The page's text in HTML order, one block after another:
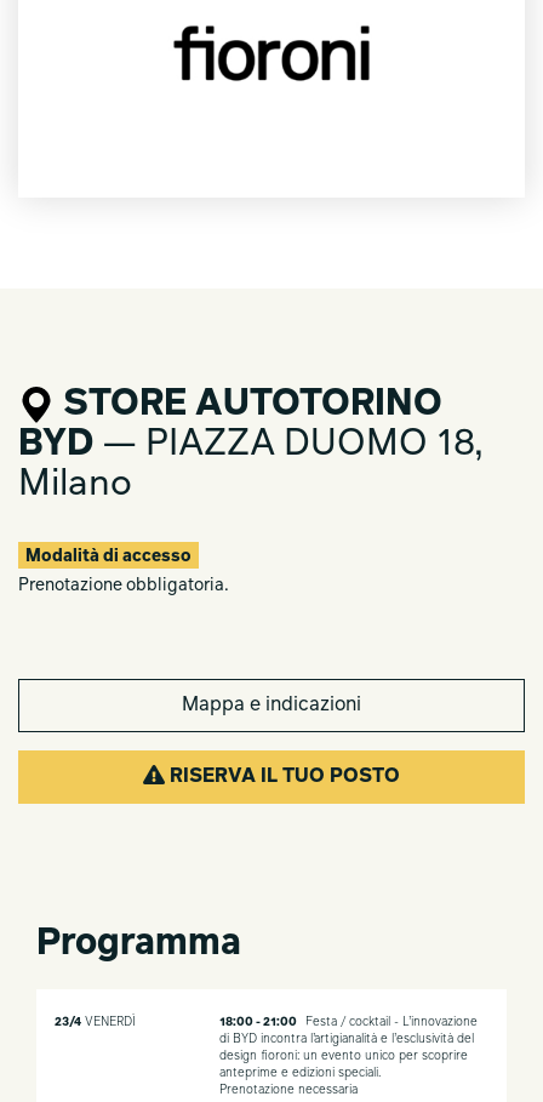
STORE AUTOTORINO
BYD — PIAZZA DUOMO 18,
Milano
Modalità di accesso
Prenotazione obbligatoria.
Mappa e indicazioni
RISERVA IL TUO POSTO
Programma
23/4 VENERDÌ 18:00 - 21:00
Festa / cocktail - L’innovazione
di BYD incontra l’artigianalità e l’esclusività del
design fioroni: un evento unico per scoprire
anteprime e edizioni speciali.
Prenotazione necessaria